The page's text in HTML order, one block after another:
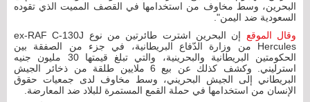
البحرين، وسط مخاوف من استخدامها في القصف المميت الذي تقوده
السعودية ضد اليمن".
وقال الموقع
إن البحرين اشترت طائرتين من نوع ex-RAF C-130J
Hercules من وزارة الدّفاع البريطانية، في جزء من الصفقة بين
الحكومتين البريطانية والبحرينية، والتي تبلغ قيمتها 30 مليون جنيه
استرليني. وكشف كذلك عن بيع 6 ملايين طلقة من ذخائر الجيش
البريطاني إلى الجيش البحريني، وسط مخاوف لدى جمعيات حقوق
الإنسان من استخدامها في حملة القمع المستمرة للبلاد ضد المعارضة.